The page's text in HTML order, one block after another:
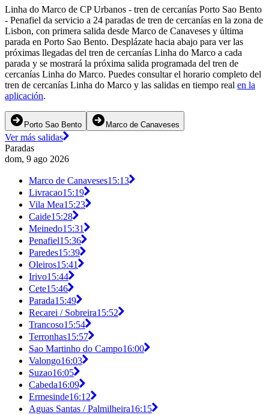
Linha do Marco de CP Urbanos - tren de cercanías Porto Sao Bento
- Penafiel da servicio a 24 paradas de tren de cercanías en la zona de
Lisbon, con primera salida desde Marco de Canaveses y última
parada en Porto Sao Bento. Desplázate hacia abajo para ver las
próximas llegadas del tren de cercanías Linha do Marco a cada
parada y se mostrará la próxima salida programada del tren de
cercanías Linha do Marco. Puedes consultar el horario completo del
tren de cercanías Linha do Marco y las salidas en tiempo real en la
aplicación.
Porto Sao Bento Marco de Canaveses
Ver más salidas
Paradas
dom, 9 ago 2026
Marco de Canaveses15:13
Livracao15:19
Vila Mea15:23
Caide15:28
Meinedo15:31
Penafiel15:36
Paredes15:39
Oleiros15:41
Irivo15:44
Cete15:46
Parada15:49
Recarei / Sobreira15:52
Trancoso15:54
Terronhas15:57
Sao Martinho do Campo16:00
Valongo16:03
Suzao16:05
Cabeda16:09
Ermesinde16:12
Aguas Santas / Palmilheira16:15